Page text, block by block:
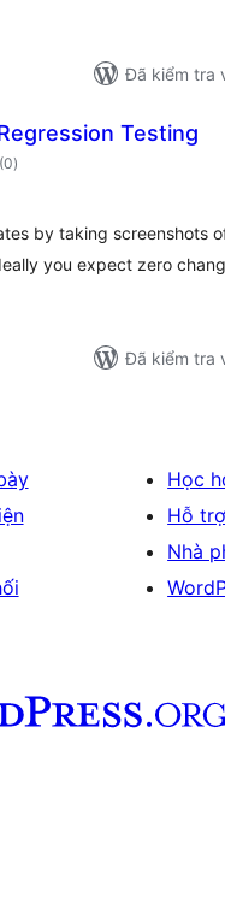
Đã kiểm tra
Testing
(0tổng
đánh
)
by taking screenshots
you expect zero
Đã kiểm tra
Học
Hỗ trợ
Nhà